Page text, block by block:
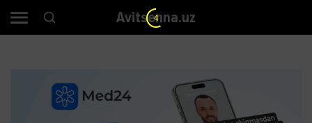
Avitsenna.uz
4